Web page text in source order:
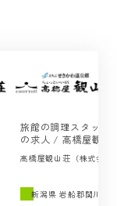
旅館の調理スタッフ
の求人 / 高橋屋観山
荘（岩船郡関川村）
高橋屋観山荘（株式会社
新潟県 岩船郡関川村